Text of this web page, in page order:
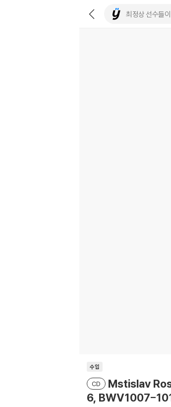
수입
CD
Mstislav
6, BWV1007-